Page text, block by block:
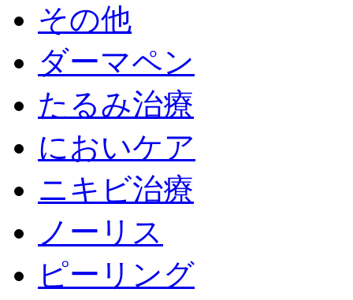
その他
ダーマペン
たるみ治療
においケア
ニキビ治療
ノーリス
ピーリング